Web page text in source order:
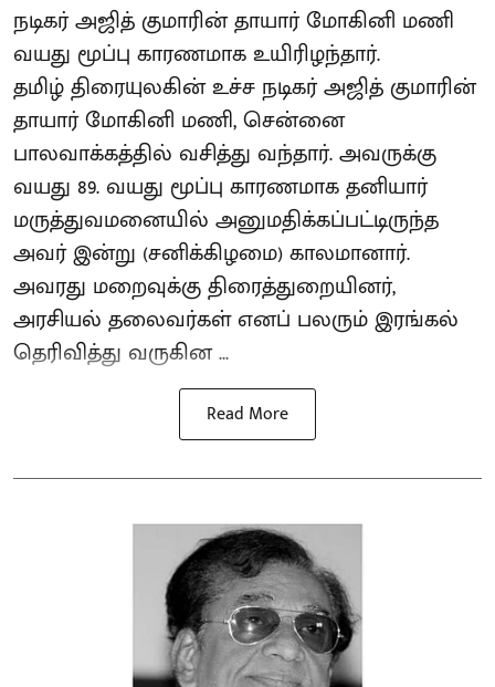
நடிகர் அஜித் குமாரின் தாயார் மோகினி மணி
வயது மூப்பு காரணமாக உயிரிழந்தார்.
தமிழ் திரையுலகின் உச்ச நடிகர் அஜித் குமாரின்
தாயார் மோகினி மணி, சென்னை
பாலவாக்கத்தில் வசித்து வந்தார். அவருக்கு
வயது 89. வயது மூப்பு காரணமாக தனியார்
மருத்துவமனையில் அனுமதிக்கப்பட்டிருந்த
அவர் இன்று (சனிக்கிழமை) காலமானார்.
அவரது மறைவுக்கு திரைத்துறையினர்,
அரசியல் தலைவர்கள் எனப் பலரும் இரங்கல்
தெரிவித்து வருகின ...
Read More